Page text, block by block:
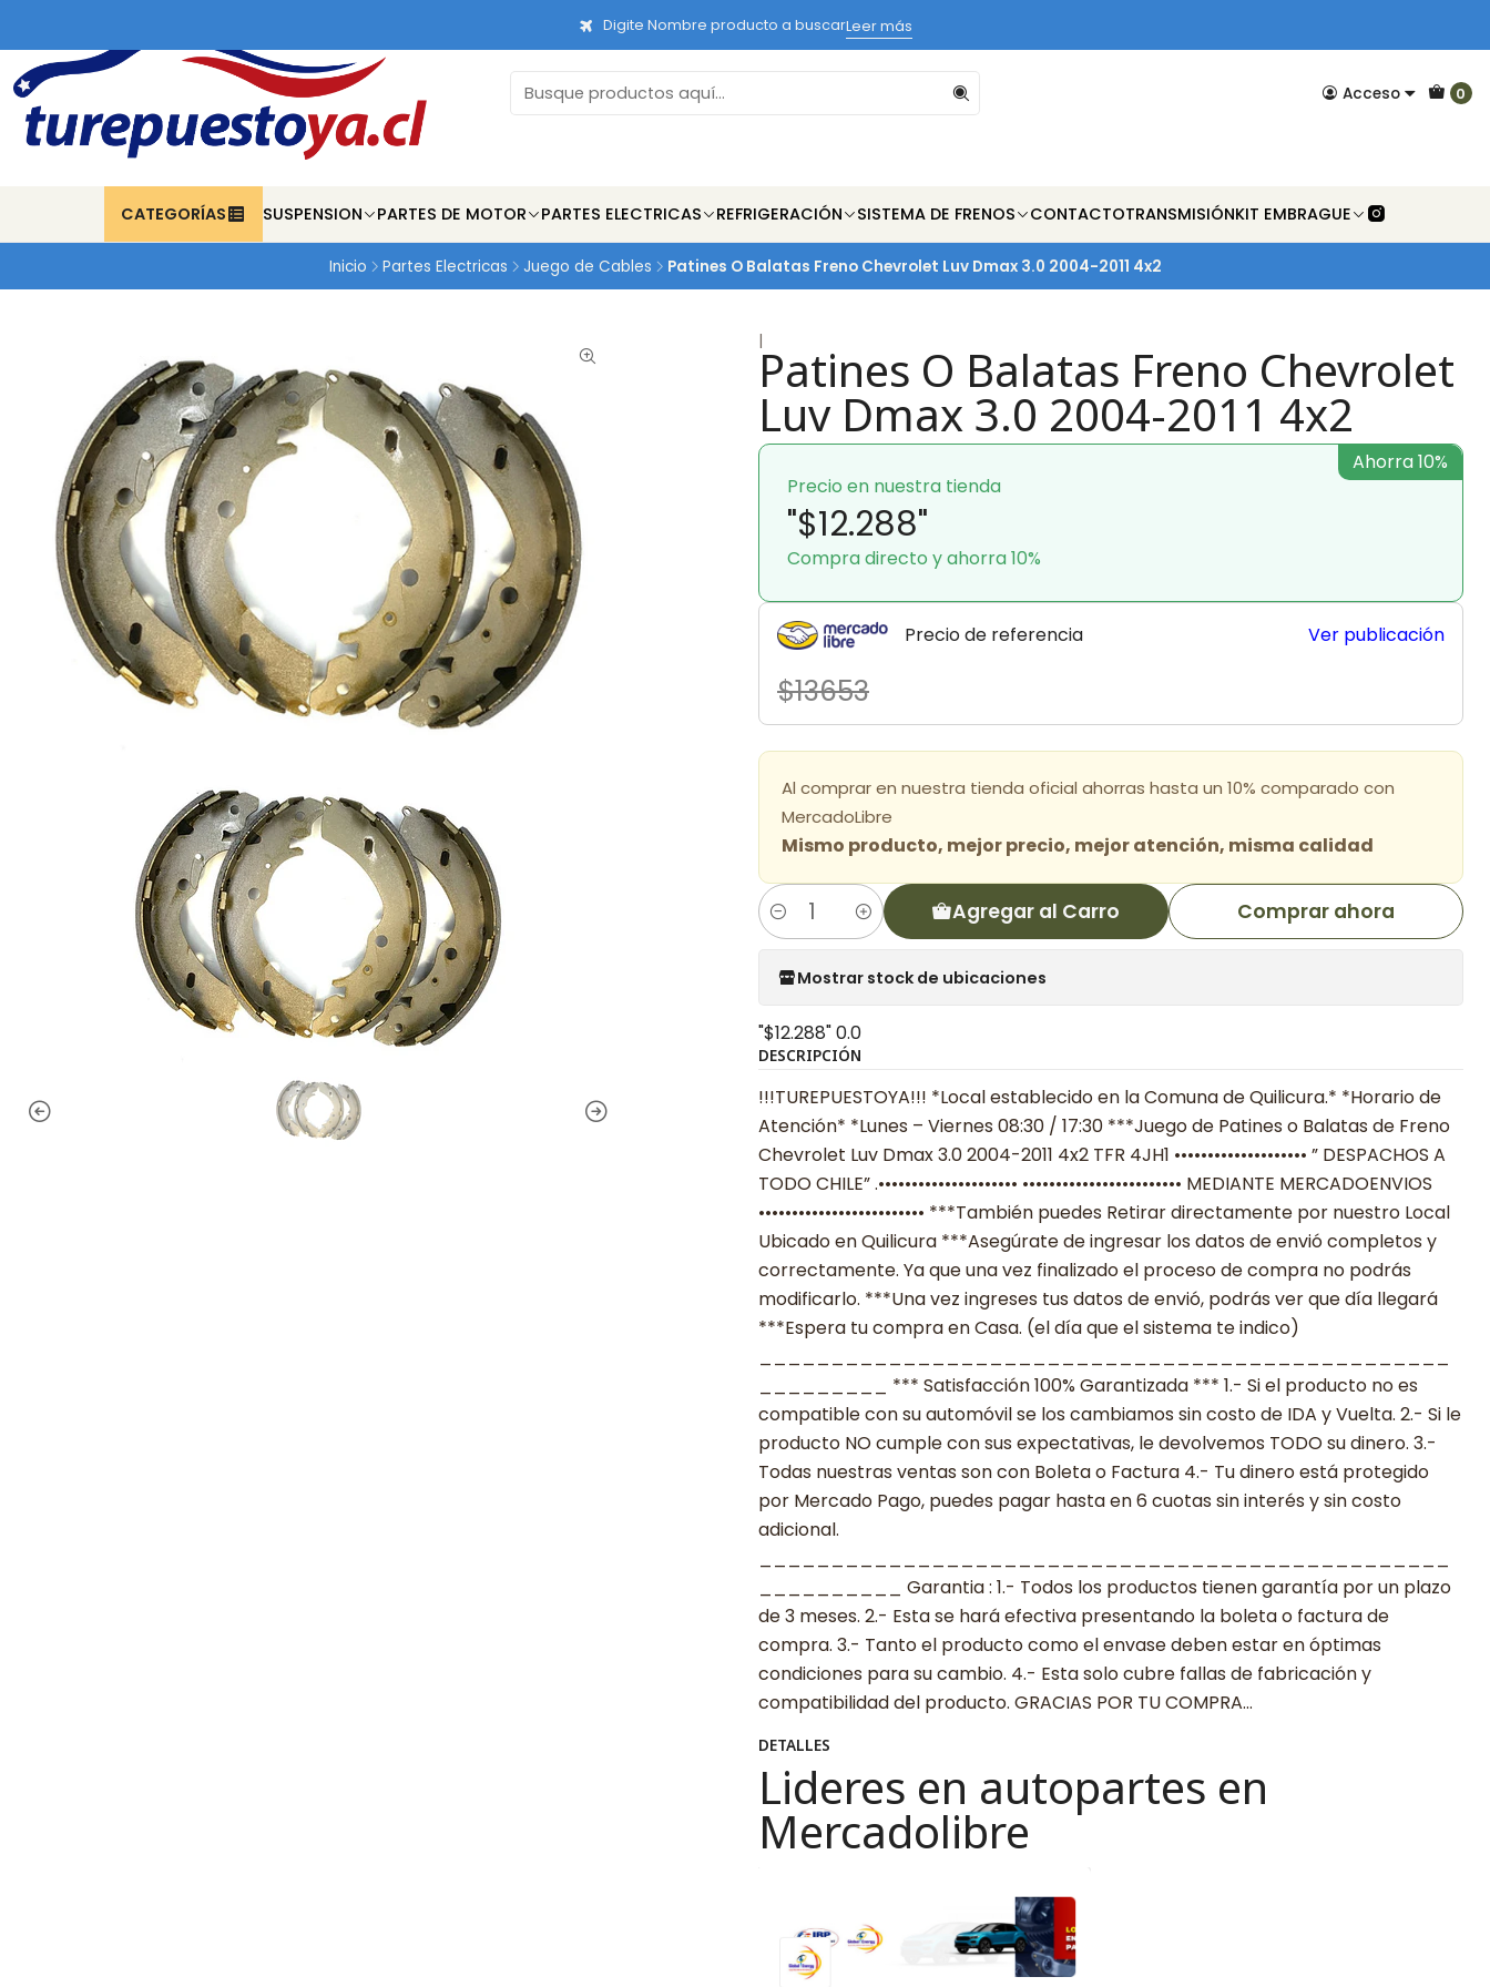
Acceso 0
CATEGORÍAS SUSPENSION PARTES DE MOTOR PARTES ELECTRICAS REFRIGERACIÓN SISTEMA DE FRENOS CONTACTOTRANSMISIÓNKIT EMBRAGUE
Digite Nombre producto a buscarLeer más
Inicio Partes Electricas Juego de Cables Patines O Balatas Freno Chevrolet Luv Dmax 3.0 2004-2011 4x2
|Patines O Balatas Freno Chevrolet
Luv Dmax 3.0 2004-2011 4x2
Precio en nuestra tienda
"$12.288"
Compra directo y ahorra 10%
Ahorra 10%
Precio de referencia
$13653
Ver publicación
Al comprar en nuestra tienda oficial ahorras hasta un 10% comparado con
MercadoLibre
Mismo producto, mejor precio, mejor atención, misma calidad
Cantidad Agregar al Carro Comprar ahora
Mostrar stock de ubicaciones
"$12.288"0.0
DESCRIPCIÓN
!!!TUREPUESTOYA!!! *Local establecido en la Comuna de Quilicura.* *Horario de
Atención* *Lunes – Viernes 08:30 / 17:30 ***Juego de Patines o Balatas de Freno
Chevrolet Luv Dmax 3.0 2004-2011 4x2 TFR 4JH1 •••••••••••••••••••• ” DESPACHOS A
TODO CHILE” .••••••••••••••••••••• •••••••••••••••••••••••• MEDIANTE MERCADOENVIOS
••••••••••••••••••••••••• ***También puedes Retirar directamente por nuestro Local
Ubicado en Quilicura ***Asegúrate de ingresar los datos de envió completos y
correctamente. Ya que una vez finalizado el proceso de compra no podrás
modificarlo. ***Una vez ingreses tus datos de envió, podrás ver que día llegará
***Espera tu compra en Casa. (el día que el sistema te indico)
_________ *** Satisfacción 100% Garantizada *** 1.- Si el producto no es
compatible con su automóvil se los cambiamos sin costo de IDA y Vuelta. 2.- Si le
producto NO cumple con sus expectativas, le devolvemos TODO su dinero. 3.-
Todas nuestras ventas son con Boleta o Factura 4.- Tu dinero está protegido
por Mercado Pago, puedes pagar hasta en 6 cuotas sin interés y sin costo
adicional.
__________ Garantia : 1.- Todos los productos tienen garantía por un plazo
de 3 meses. 2.- Esta se hará efectiva presentando la boleta o factura de
compra. 3.- Tanto el producto como el envase deben estar en óptimas
condiciones para su cambio. 4.- Esta solo cubre fallas de fabricación y
compatibilidad del producto. GRACIAS POR TU COMPRA…
DETALLES
Lideres en autopartes en
Mercadolibre